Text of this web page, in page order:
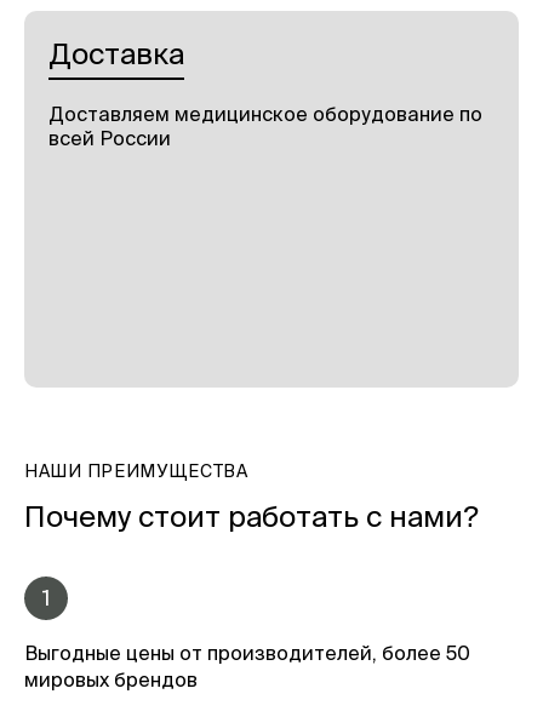
Доставка
Доставляем медицинское оборудование по
всей России
НАШИ ПРЕИМУЩЕСТВА
Почему стоит работать с нами?
1
Выгодные цены от производителей, более 50
мировых брендов